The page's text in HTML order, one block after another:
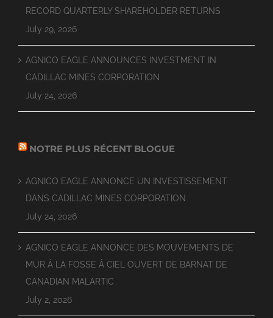
RECORD QUARTERLY SHAREHOLDER RETURNS
July 29, 2026
AGNICO EAGLE ANNOUNCES INVESTMENT IN
CADILLAC MINES CORPORATION
July 24, 2026
NOTRE PLUS RÉCENT BLOGUE
AGNICO EAGLE ANNONCE UN INVESTISSEMENT
DANS CADILLAC MINES CORPORATION
July 24, 2026
AGNICO EAGLE ANNONCE DES MOUVEMENTS DE
MUR À LA FOSSE À CIEL OUVERT DE BARNAT DE
CANADIAN MALARTIC
July 2, 2026